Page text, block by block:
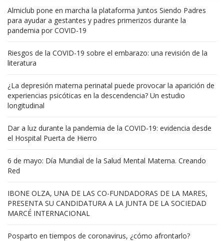
Almiclub pone en marcha la plataforma Juntos Siendo Padres
para ayudar a gestantes y padres primerizos durante la
pandemia por COVID-19
Riesgos de la COVID-19 sobre el embarazo: una revisión de la
literatura
¿La depresión materna perinatal puede provocar la aparición de
experiencias psicóticas en la descendencia? Un estudio
longitudinal
Dar a luz durante la pandemia de la COVID-19: evidencia desde
el Hospital Puerta de Hierro
6 de mayo: Día Mundial de la Salud Mental Materna. Creando
Red
IBONE OLZA, UNA DE LAS CO-FUNDADORAS DE LA MARES,
PRESENTA SU CANDIDATURA A LA JUNTA DE LA SOCIEDAD
MARCÉ INTERNACIONAL
Posparto en tiempos de coronavirus, ¿cómo afrontarlo?